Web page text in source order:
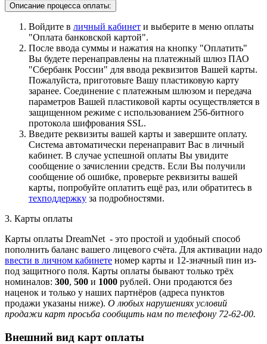
Описание процесса оплаты:
Войдите в личный кабинет и выберите в меню оплаты
"Оплата банковской картой".
После ввода суммы и нажатия на кнопку "Оплатить"
Вы будете перенаправлены на платежный шлюз ПАО
"Сбербанк России" для ввода реквизитов Вашей карты.
Пожалуйста, приготовьте Вашу пластиковую карту
заранее. Соединение с платежным шлюзом и передача
параметров Вашей пластиковой карты осуществляется в
защищенном режиме с использованием 256-битного
протокола шифрования SSL.
Введите реквизиты вашей карты и завершите оплату.
Система автоматически перенаправит Вас в личный
кабинет. В случае успешной оплаты Вы увидите
сообщение о зачислении средств. Если Вы получили
сообщение об ошибке, проверьте реквизиты вашей
карты, попробуйте оплатить ещё раз, или обратитесь в
техподдержку за подробностями.
3. Карты оплаты
Карты оплаты DreamNet - это простой и удобный способ
пополнить баланс вашего лицевого счёта. Для активации надо
ввести в личном кабинете номер карты и 12-значный пин из-
под защитного поля. Карты оплаты бывают только трёх
номиналов: 300, 500 и 1000 рублей. Они продаются без
наценок и только у наших партнёров (адреса пунктов
продажи указаны ниже). О любых нарушениях условий
продажи карт просьба сообщить нам по телефону 72-62-00.
Внешний вид карт оплаты